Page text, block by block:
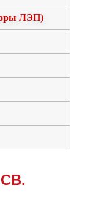
ЛЭП)